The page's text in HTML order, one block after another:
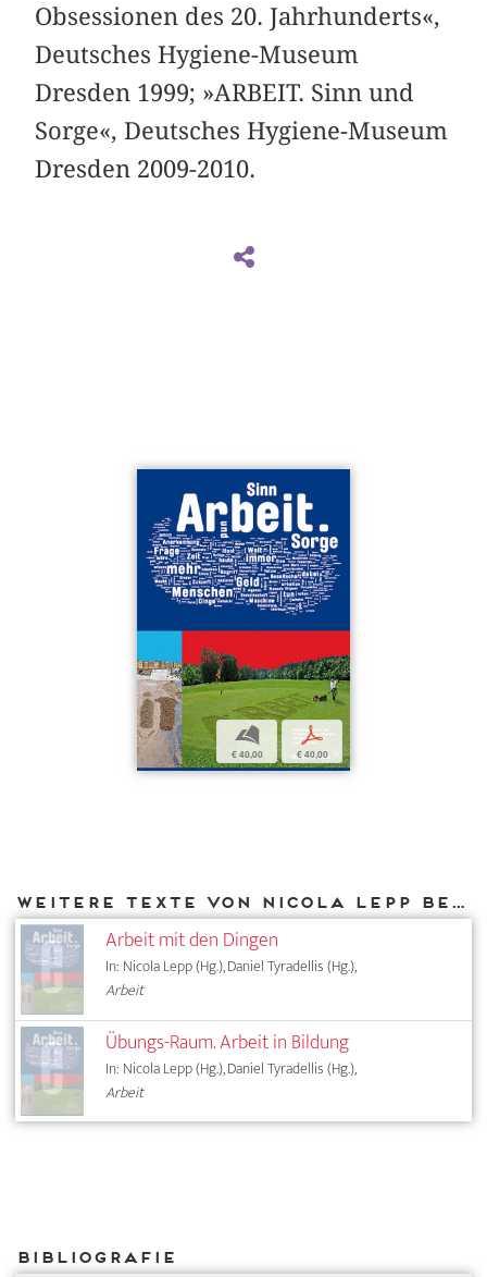
Obsessionen des 20. Jahrhunderts«,
Deutsches Hygiene-Museum
Dresden 1999; »ARBEIT. Sinn und
Sorge«, Deutsches Hygiene-Museum
Dresden 2009-2010.
b
€ 40,00
p
€ 40,00
Weitere Texte von Nicola Lepp bei DIAPHANES
Arbeit mit den Dingen
In: Nicola Lepp (Hg.), Daniel Tyradellis (Hg.),
Arbeit
Übungs-Raum. Arbeit in Bildung
In: Nicola Lepp (Hg.), Daniel Tyradellis (Hg.),
Arbeit
Bibliografie